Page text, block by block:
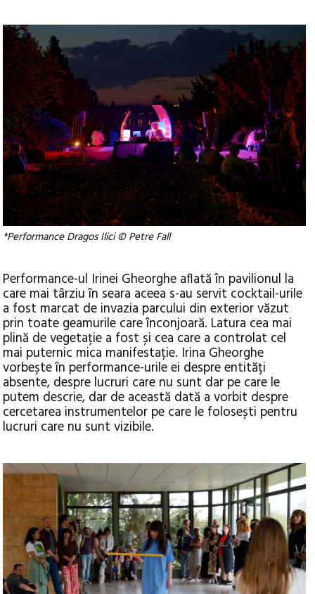
*Performance Dragos Ilici © Petre Fall
Performance-ul Irinei Gheorghe aflată în pavilionul la
care mai târziu în seara aceea s-au servit cocktail-urile
a fost marcat de invazia parcului din exterior văzut
prin toate geamurile care înconjoară. Latura cea mai
plină de vegetație a fost și cea care a controlat cel
mai puternic mica manifestație. Irina Gheorghe
vorbește în performance-urile ei despre entități
absente, despre lucruri care nu sunt dar pe care le
putem descrie, dar de această dată a vorbit despre
cercetarea instrumentelor pe care le folosești pentru
lucruri care nu sunt vizibile.